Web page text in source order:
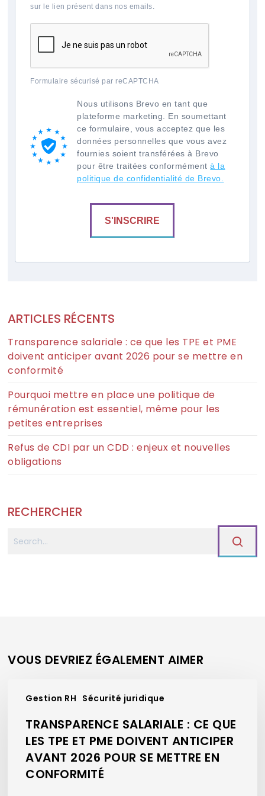
sur le lien présent dans nos emails.
Formulaire sécurisé par reCAPTCHA
Nous utilisons Brevo en tant que
plateforme marketing. En soumettant
ce formulaire, vous acceptez que les
données personnelles que vous avez
fournies soient transférées à Brevo
pour être traitées conformémentà la
politique de confidentialité de Brevo.
S'INSCRIRE
ARTICLES RÉCENTS
Transparence salariale : ce que les TPE et PME
doivent anticiper avant 2026 pour se mettre en
conformité
Pourquoi mettre en place une politique de
rémunération est essentiel, même pour les
petites entreprises
Refus de CDI par un CDD : enjeux et nouvelles
obligations
RECHERCHER
VOUS DEVRIEZ ÉGALEMENT AIMER
Gestion RH Sécurité juridique
salariale
TRANSPARENCE SALARIALE : CE QUE
LES TPE ET PME DOIVENT ANTICIPER
AVANT 2026 POUR SE METTRE EN
CONFORMITÉ